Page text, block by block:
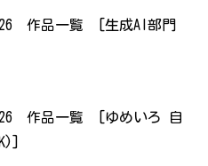
作品一覧 [生成AI部門
作品一覧 [ゆめいろ 自